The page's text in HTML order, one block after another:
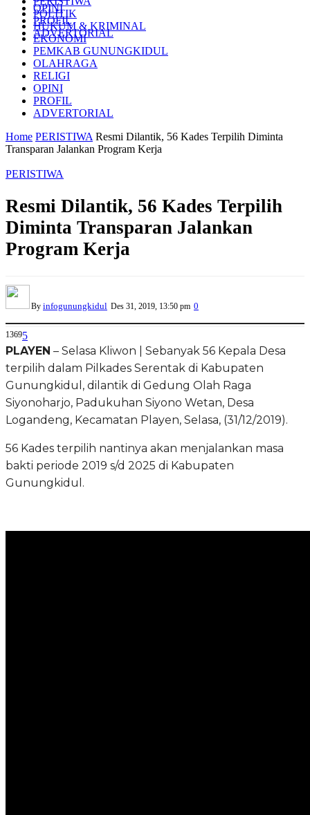
OPINI
PROFIL
ADVERTORIAL
POLITIK
HUKUM & KRIMINAL
EKONOMI
PEMKAB GUNUNGKIDUL
OLAHRAGA
RELIGI
OPINI
PROFIL
ADVERTORIAL
Home PERISTIWA Resmi Dilantik, 56 Kades Terpilih Diminta
Transparan Jalankan Program Kerja
PERISTIWA
Resmi Dilantik, 56 Kades Terpilih
Diminta Transparan Jalankan
Program Kerja
By infogunungkidul Des 31, 2019, 13:50 pm 0
13695
PLAYEN – Selasa Kliwon | Sebanyak 56 Kepala Desa
terpilih dalam Pilkades Serentak di Kabupaten
Gunungkidul, dilantik di Gedung Olah Raga
Siyonoharjo, Padukuhan Siyono Wetan, Desa
Logandeng, Kecamatan Playen, Selasa, (31/12/2019).
56 Kades terpilih nantinya akan menjalankan masa
bakti periode 2019 s/d 2025 di Kabupaten
Gunungkidul.